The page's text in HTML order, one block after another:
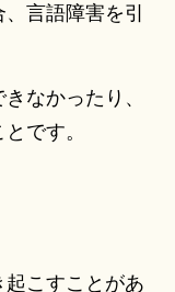
言語障害を引
なかったり、
です。
こすことがあ